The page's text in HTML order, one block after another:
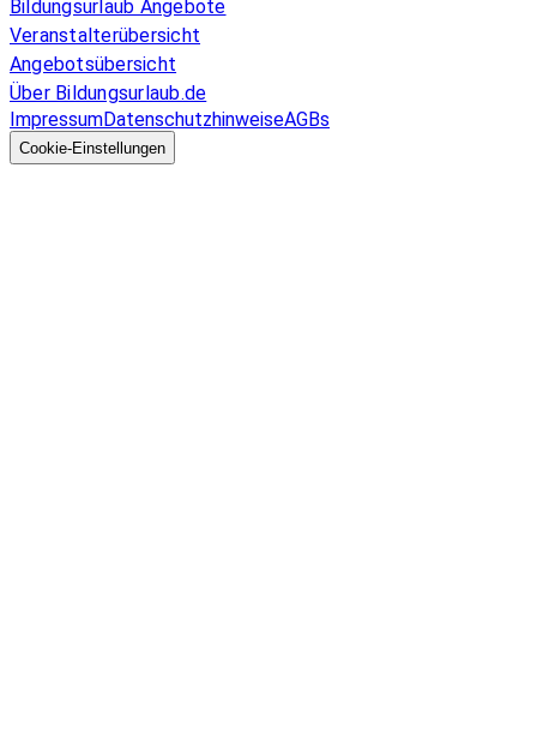
Bildungsurlaub Angebote
Veranstalterübersicht
Angebotsübersicht
Über Bildungsurlaub.de
ImpressumDatenschutzhinweiseAGBs
Cookie-Einstellungen